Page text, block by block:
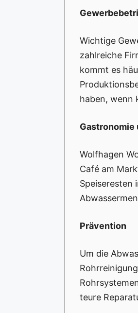
Wichtige
zahlreiche
kommt es
haben, wenn
Wolfhagen
Café am
Speiseresten
Prävention
Um die
teure